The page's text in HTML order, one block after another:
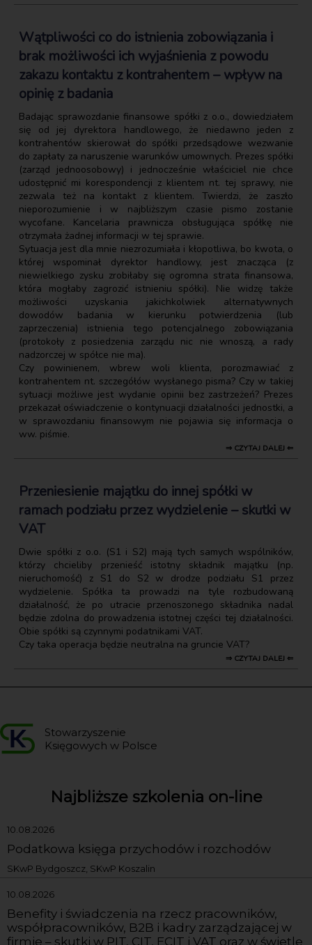
Wątpliwości co do istnienia zobowiązania i
brak możliwości ich wyjaśnienia z powodu
zakazu kontaktu z kontrahentem – wpływ na
opinię z badania
Badając sprawozdanie finansowe spółki z o.o., dowiedziałem
się od jej dyrektora handlowego, że niedawno jeden z
kontrahentów skierował do spółki przedsądowe wezwanie
do zapłaty za naruszenie warunków umownych. Prezes spółki
(zarząd jednoosobowy) i jednocześnie właściciel nie chce
udostępnić mi korespondencji z klientem nt. tej sprawy, nie
zezwala też na kontakt z klientem. Twierdzi, że zaszło
nieporozumienie i w najbliższym czasie pismo zostanie
wycofane. Kancelaria prawnicza obsługująca spółkę nie
otrzymała żadnej informacji w tej sprawie.
Sytuacja jest dla mnie niezrozumiała i kłopotliwa, bo kwota, o
której wspominał dyrektor handlowy, jest znacząca (z
niewielkiego zysku zrobiłaby się ogromna strata finansowa,
która mogłaby zagrozić istnieniu spółki). Nie widzę także
możliwości uzyskania jakichkolwiek alternatywnych
dowodów badania w kierunku potwierdzenia (lub
zaprzeczenia) istnienia tego potencjalnego zobowiązania
(protokoły z posiedzenia zarządu nic nie wnoszą, a rady
nadzorczej w spółce nie ma).
Czy powinienem, wbrew woli klienta, porozmawiać z
kontrahentem nt. szczegółów wysłanego pisma? Czy w takiej
sytuacji możliwe jest wydanie opinii bez zastrzeżeń? Prezes
przekazał oświadczenie o kontynuacji działalności jednostki, a
w sprawozdaniu finansowym nie pojawia się informacja o
ww. piśmie.
⇒ CZYTAJ DALEJ ⇐
Przeniesienie majątku do innej spółki w
ramach podziału przez wydzielenie – skutki w
VAT
Dwie spółki z o.o. (S1 i S2) mają tych samych wspólników,
którzy chcieliby przenieść istotny składnik majątku (np.
nieruchomość) z S1 do S2 w drodze podziału S1 przez
wydzielenie. Spółka ta prowadzi na tyle rozbudowaną
działalność, że po utracie przenoszonego składnika nadal
będzie zdolna do prowadzenia istotnej części tej działalności.
Obie spółki są czynnymi podatnikami VAT.
Czy taka operacja będzie neutralna na gruncie VAT?
⇒ CZYTAJ DALEJ ⇐
Stowarzyszenie
Księgowych w Polsce
Najbliższe szkolenia on-line
10.08.2026
Podatkowa księga przychodów i rozchodów
SKwP Bydgoszcz, SKwP Koszalin
10.08.2026
Benefity i świadczenia na rzecz pracowników,
współpracowników, B2B i kadry zarządzającej w
firmie – skutki w PIT, CIT, ECIT i VAT oraz w świetle